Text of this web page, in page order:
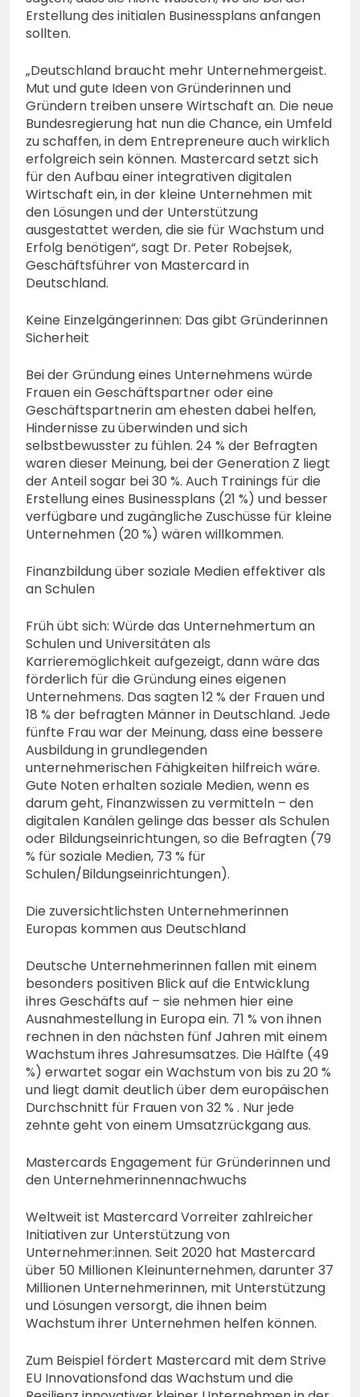
Erstellung des initialen Businessplans anfangen
sollten.
„Deutschland braucht mehr Unternehmergeist.
Mut und gute Ideen von Gründerinnen und
Gründern treiben unsere Wirtschaft an. Die neue
Bundesregierung hat nun die Chance, ein Umfeld
zu schaffen, in dem Entrepreneure auch wirklich
erfolgreich sein können. Mastercard setzt sich
für den Aufbau einer integrativen digitalen
Wirtschaft ein, in der kleine Unternehmen mit
den Lösungen und der Unterstützung
ausgestattet werden, die sie für Wachstum und
Erfolg benötigen“, sagt Dr. Peter Robejsek,
Geschäftsführer von Mastercard in
Deutschland.
Keine Einzelgängerinnen: Das gibt Gründerinnen
Sicherheit
Bei der Gründung eines Unternehmens würde
Frauen ein Geschäftspartner oder eine
Geschäftspartnerin am ehesten dabei helfen,
Hindernisse zu überwinden und sich
selbstbewusster zu fühlen. 24 % der Befragten
waren dieser Meinung, bei der Generation Z liegt
der Anteil sogar bei 30 %. Auch Trainings für die
Erstellung eines Businessplans (21 %) und besser
verfügbare und zugängliche Zuschüsse für kleine
Unternehmen (20 %) wären willkommen.
Finanzbildung über soziale Medien effektiver als
an Schulen
Früh übt sich: Würde das Unternehmertum an
Schulen und Universitäten als
Karrieremöglichkeit aufgezeigt, dann wäre das
förderlich für die Gründung eines eigenen
Unternehmens. Das sagten 12 % der Frauen und
18 % der befragten Männer in Deutschland. Jede
fünfte Frau war der Meinung, dass eine bessere
Ausbildung in grundlegenden
unternehmerischen Fähigkeiten hilfreich wäre.
Gute Noten erhalten soziale Medien, wenn es
darum geht, Finanzwissen zu vermitteln – den
digitalen Kanälen gelinge das besser als Schulen
oder Bildungseinrichtungen, so die Befragten (79
% für soziale Medien, 73 % für
Schulen/Bildungseinrichtungen).
Die zuversichtlichsten Unternehmerinnen
Europas kommen aus Deutschland
Deutsche Unternehmerinnen fallen mit einem
besonders positiven Blick auf die Entwicklung
ihres Geschäfts auf – sie nehmen hier eine
Ausnahmestellung in Europa ein. 71 % von ihnen
rechnen in den nächsten fünf Jahren mit einem
Wachstum ihres Jahresumsatzes. Die Hälfte (49
%) erwartet sogar ein Wachstum von bis zu 20 %
und liegt damit deutlich über dem europäischen
Durchschnitt für Frauen von 32 % . Nur jede
zehnte geht von einem Umsatzrückgang aus.
Mastercards Engagement für Gründerinnen und
den Unternehmerinnennachwuchs
Weltweit ist Mastercard Vorreiter zahlreicher
Initiativen zur Unterstützung von
Unternehmer:innen. Seit 2020 hat Mastercard
über 50 Millionen Kleinunternehmen, darunter 37
Millionen Unternehmerinnen, mit Unterstützung
und Lösungen versorgt, die ihnen beim
Wachstum ihrer Unternehmen helfen können.
Zum Beispiel fördert Mastercard mit dem Strive
EU Innovationsfond das Wachstum und die